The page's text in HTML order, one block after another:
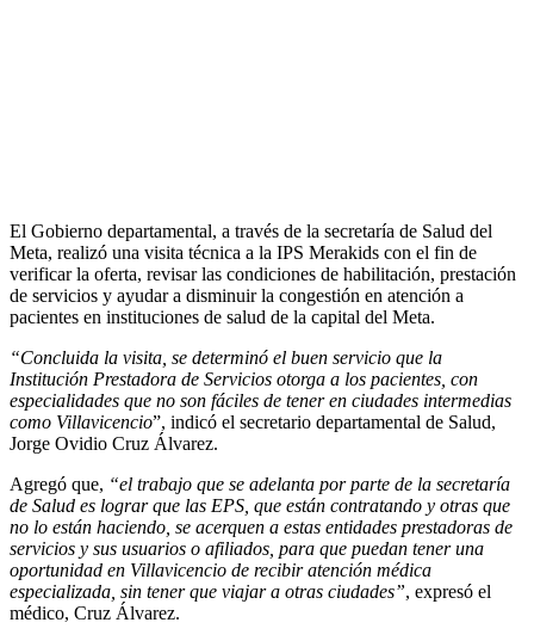
El Gobierno departamental, a través de la secretaría de Salud del
Meta, realizó una visita técnica a la IPS Merakids con el fin de
verificar la oferta, revisar las condiciones de habilitación, prestación
de servicios y ayudar a disminuir la congestión en atención a
pacientes en instituciones de salud de la capital del Meta.
“Concluida la visita, se determinó el buen servicio que la
Institución Prestadora de Servicios otorga a los pacientes, con
especialidades que no son fáciles de tener en ciudades intermedias
como Villavicencio”, indicó el secretario departamental de Salud,
Jorge Ovidio Cruz Álvarez.
Agregó que, “el trabajo que se adelanta por parte de la secretaría
de Salud es lograr que las EPS, que están contratando y otras que
no lo están haciendo, se acerquen a estas entidades prestadoras de
servicios y sus usuarios o afiliados, para que puedan tener una
oportunidad en Villavicencio de recibir atención médica
especializada, sin tener que viajar a otras ciudades”, expresó el
médico, Cruz Álvarez.